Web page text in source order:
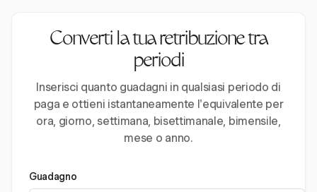
Converti la tua retribuzione tra
periodi
Inserisci quanto guadagni in qualsiasi periodo di
paga e ottieni istantaneamente l'equivalente per
ora, giorno, settimana, bisettimanale, bimensile,
mese o anno.
Guadagno